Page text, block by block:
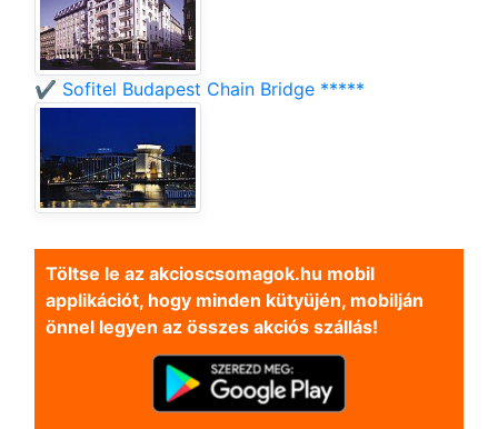
✔️ Sofitel Budapest Chain Bridge *****
Töltse le az akcioscsomagok.hu mobil
applikációt, hogy minden kütyüjén, mobilján
önnel legyen az összes akciós szállás!